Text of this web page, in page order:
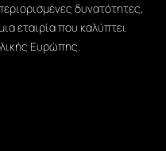
δυνατότητες,
εταιρία που καλύπτει
Ευρώπης.